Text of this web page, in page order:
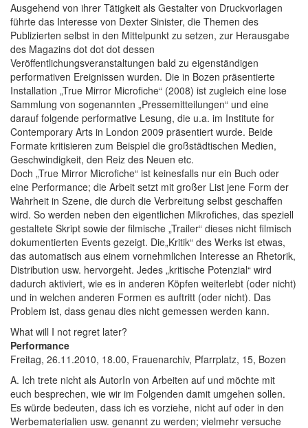
Ausgehend von ihrer Tätigkeit als Gestalter von Druckvorlagen
führte das Interesse von Dexter Sinister, die Themen des
Publizierten selbst in den Mittelpunkt zu setzen, zur Herausgabe
des Magazins dot dot dot dessen
Veröffentlichungsveranstaltungen bald zu eigenständigen
performativen Ereignissen wurden. Die in Bozen präsentierte
Installation „True Mirror Microfiche“ (2008) ist zugleich eine lose
Sammlung von sogenannten „Pressemitteilungen“ und eine
darauf folgende performative Lesung, die u.a. im Institute for
Contemporary Arts in London 2009 präsentiert wurde. Beide
Formate kritisieren zum Beispiel die großstädtischen Medien,
Geschwindigkeit, den Reiz des Neuen etc.
Doch „True Mirror Microfiche“ ist keinesfalls nur ein Buch oder
eine Performance; die Arbeit setzt mit großer List jene Form der
Wahrheit in Szene, die durch die Verbreitung selbst geschaffen
wird. So werden neben den eigentlichen Mikrofiches, das speziell
gestaltete Skript sowie der filmische „Trailer“ dieses nicht filmisch
dokumentierten Events gezeigt. Die„Kritik“ des Werks ist etwas,
das automatisch aus einem vornehmlichen Interesse an Rhetorik,
Distribution usw. hervorgeht. Jedes „kritische Potenzial“ wird
dadurch aktiviert, wie es in anderen Köpfen weiterlebt (oder nicht)
und in welchen anderen Formen es auftritt (oder nicht). Das
Problem ist, dass genau dies nicht gemessen werden kann.
What will I not regret later?
Performance
Freitag, 26.11.2010, 18.00, Frauenarchiv, Pfarrplatz, 15, Bozen
A. Ich trete nicht als AutorIn von Arbeiten auf und möchte mit
euch besprechen, wie wir im Folgenden damit umgehen sollen.
Es würde bedeuten, dass ich es vorziehe, nicht auf oder in den
Werbematerialien usw. genannt zu werden; vielmehr versuche